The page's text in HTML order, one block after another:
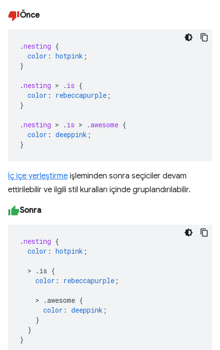
Önce
.nesting {
color : hotpink ;
}
.nesting > . is {
color : rebeccapurple ;
}
.nesting > . is > .awesome {
color : deeppink ;
}
İç içe yerleştirme işleminden sonra seçiciler devam
ettirilebilir ve ilgili stil kuralları içinde gruplandırılabilir.
Sonra
.nesting {
color : hotpink ;
> .is {
color : rebeccapurple ;
> .awesome {
color : deeppink ;
}
}
}